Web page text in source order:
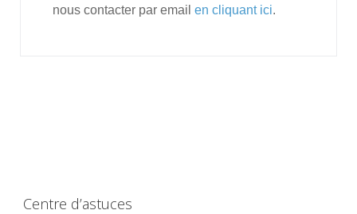
nous contacter par email en cliquant ici.
Centre d’astuces